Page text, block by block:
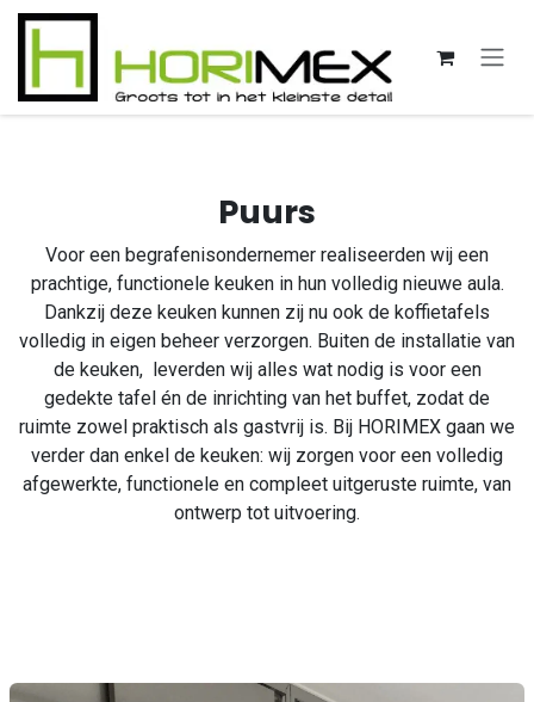
Overslaan naar inhoud
Puurs
Voor een begrafenisondernemer realiseerden wij een
prachtige, functionele keuken in hun volledig nieuwe aula.
Dankzij deze keuken kunnen zij nu ook de koffietafels
volledig in eigen beheer verzorgen. Buiten de installatie van
de keuken, leverden wij alles wat nodig is voor een
gedekte tafel én de inrichting van het buffet, zodat de
ruimte zowel praktisch als gastvrij is. Bij HORIMEX gaan we
verder dan enkel de keuken: wij zorgen voor een volledig
afgewerkte, functionele en compleet uitgeruste ruimte, van
ontwerp tot uitvoering.